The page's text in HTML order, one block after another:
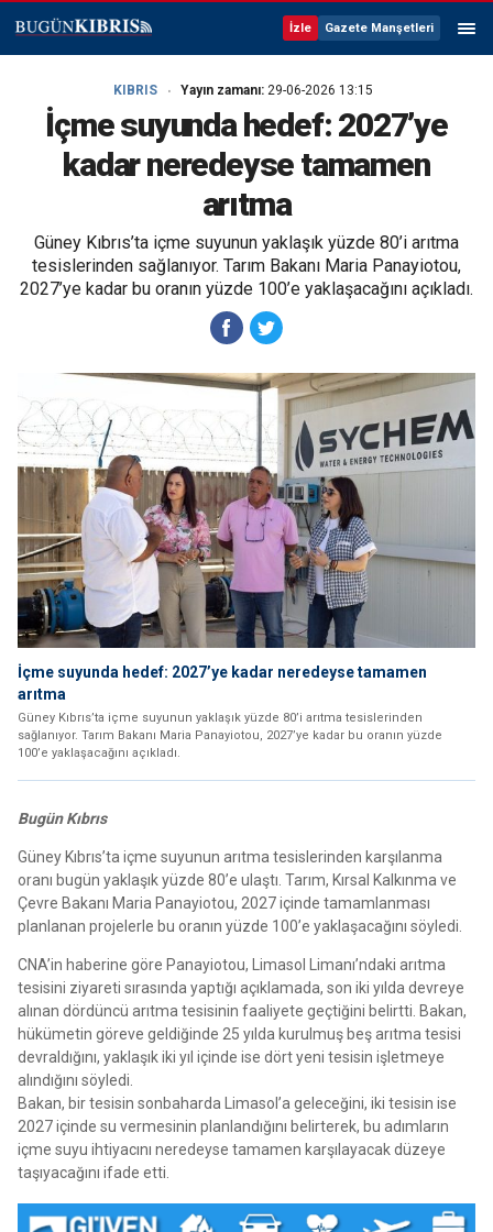
İzle Gazete Manşetleri
KIBRIS Yayın zamanı: 29-06-2026 13:15
İçme suyunda hedef: 2027’ye
kadar neredeyse tamamen
arıtma
Güney Kıbrıs’ta içme suyunun yaklaşık yüzde 80’i arıtma
tesislerinden sağlanıyor. Tarım Bakanı Maria Panayiotou,
2027’ye kadar bu oranın yüzde 100’e yaklaşacağını açıkladı.
İçme suyunda hedef: 2027’ye kadar neredeyse tamamen
arıtma
Güney Kıbrıs’ta içme suyunun yaklaşık yüzde 80’i arıtma tesislerinden
sağlanıyor. Tarım Bakanı Maria Panayiotou, 2027’ye kadar bu oranın yüzde
100’e yaklaşacağını açıkladı.
Bugün Kıbrıs
Güney Kıbrıs’ta içme suyunun arıtma tesislerinden karşılanma
oranı bugün yaklaşık yüzde 80’e ulaştı. Tarım, Kırsal Kalkınma ve
Çevre Bakanı Maria Panayiotou, 2027 içinde tamamlanması
planlanan projelerle bu oranın yüzde 100’e yaklaşacağını söyledi.
CNA’in haberine göre Panayiotou, Limasol Limanı’ndaki arıtma
tesisini ziyareti sırasında yaptığı açıklamada, son iki yılda devreye
alınan dördüncü arıtma tesisinin faaliyete geçtiğini belirtti. Bakan,
hükümetin göreve geldiğinde 25 yılda kurulmuş beş arıtma tesisi
devraldığını, yaklaşık iki yıl içinde ise dört yeni tesisin işletmeye
alındığını söyledi.
Bakan, bir tesisin sonbaharda Limasol’a geleceğini, iki tesisin ise
2027 içinde su vermesinin planlandığını belirterek, bu adımların
içme suyu ihtiyacını neredeyse tamamen karşılayacak düzeye
taşıyacağını ifade etti.